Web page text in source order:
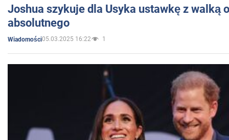
Joshua szykuje dla Usyka ustawkę z walką
absolutnego
Wiadomości05.03.2025 16:22 1